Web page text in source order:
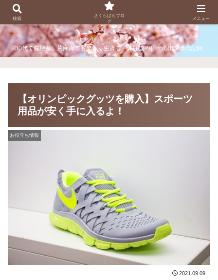
さくらぱらブログ
30代で脳梗塞、片麻痺でも楽しく生きる。体験談や日々の出来事の記録
【オリンピックグッツを購入】スポーツ
用品が安く手に入るよ！
お役立ち情報
2021.09.09
検索
さくらぱらブロ
グ
メニュー